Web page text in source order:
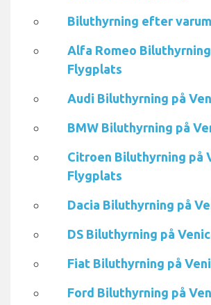
Biluthyrning efter
Alfa Romeo
Flygplats
Audi Biluthyrning på
BMW Biluthyrning på
Citroen Biluthyrning på
Flygplats
Dacia Biluthyrning på
DS Biluthyrning på
Fiat Biluthyrning på
Ford Biluthyrning på